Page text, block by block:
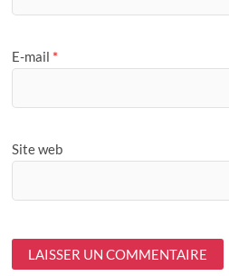
E-mail *
Site web